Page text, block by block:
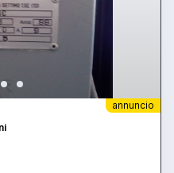
annuncio